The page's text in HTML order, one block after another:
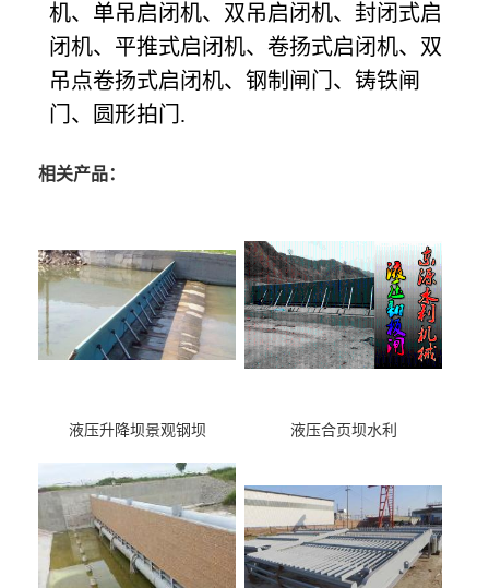
机、单吊启闭机、双吊启闭机、封闭式启
闭机、平推式启闭机、卷扬式启闭机、双
吊点卷扬式启闭机、钢制闸门、铸铁闸
门、圆形拍门.
相关产品：
液压升降坝景观钢坝 液压合页坝水利